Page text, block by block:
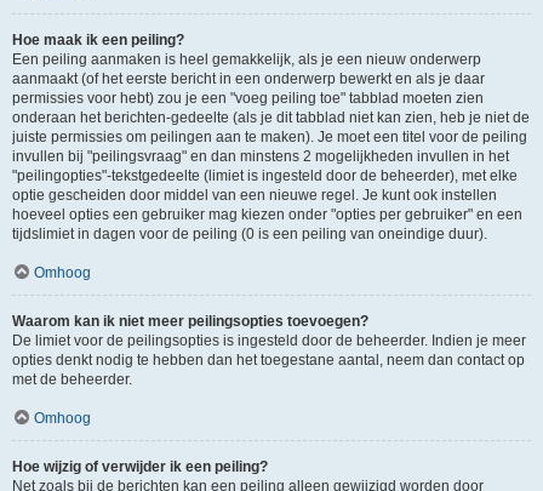
Hoe maak ik een peiling?
Een peiling aanmaken is heel gemakkelijk, als je een nieuw onderwerp
aanmaakt (of het eerste bericht in een onderwerp bewerkt en als je daar
permissies voor hebt) zou je een "voeg peiling toe" tabblad moeten zien
onderaan het berichten-gedeelte (als je dit tabblad niet kan zien, heb je niet de
juiste permissies om peilingen aan te maken). Je moet een titel voor de peiling
invullen bij "peilingsvraag" en dan minstens 2 mogelijkheden invullen in het
"peilingopties"-tekstgedeelte (limiet is ingesteld door de beheerder), met elke
optie gescheiden door middel van een nieuwe regel. Je kunt ook instellen
hoeveel opties een gebruiker mag kiezen onder "opties per gebruiker" en een
tijdslimiet in dagen voor de peiling (0 is een peiling van oneindige duur).
Omhoog
Waarom kan ik niet meer peilingsopties toevoegen?
De limiet voor de peilingsopties is ingesteld door de beheerder. Indien je meer
opties denkt nodig te hebben dan het toegestane aantal, neem dan contact op
met de beheerder.
Omhoog
Hoe wijzig of verwijder ik een peiling?
Net zoals bij de berichten kan een peiling alleen gewijzigd worden door